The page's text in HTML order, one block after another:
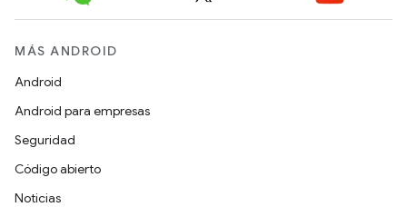
MÁS ANDROID
Android
Android para empresas
Seguridad
Código abierto
Noticias